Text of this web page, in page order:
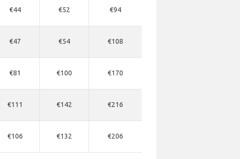
€44 €52 €94
€47 €54 €108
€81 €100 €170
€111 €142 €216
€106 €132 €206